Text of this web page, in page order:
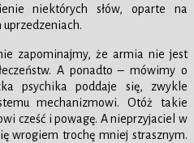
niektórych słów, oparte na
zapominajmy, że armia nie jest
A ponadto – mówimy o
psychika poddaje się, zwykle
mechanizmowi. Otóż takie
cześć i powagę. A nieprzyjaciel w
wrogiem trochę mniej strasznym.